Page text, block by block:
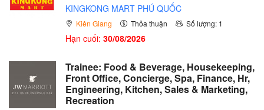
KINGKONG MART PHÚ QUỐC
Kiên Giang Thỏa thuận Số lượng: 1
Hạn cuối: 30/08/2026
Trainee: Food & Beverage, Housekeeping,
Front Office, Concierge, Spa, Finance, Hr,
Engineering, Kitchen, Sales & Marketing,
Recreation